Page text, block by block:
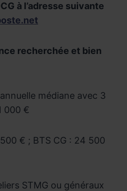
à l’adresse suivante
recherchée et bien
médiane avec 3
000 €
€ ; BTS CG : 24 500
STMG ou généraux